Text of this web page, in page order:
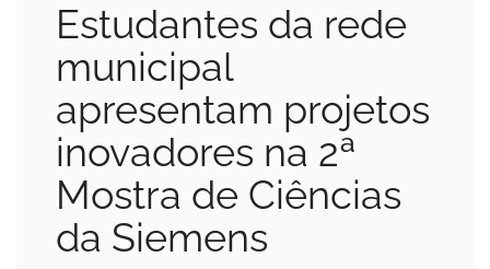
Estudantes da rede
municipal
apresentam projetos
inovadores na 2ª
Mostra de Ciências
da Siemens